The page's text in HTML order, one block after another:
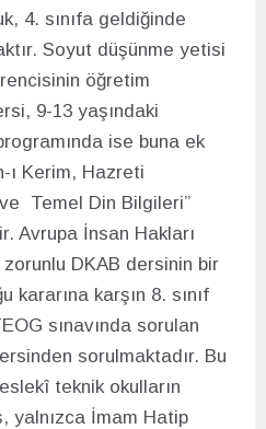
4. sınıfa geldiğinde
Soyut düşünme yetisi
öğretim
9-13 yaşındaki
ise buna ek
ı Kerim, Hazreti
Temel Din Bilgileri”
Avrupa İnsan Hakları
DKAB dersinin bir
kararına karşın 8. sınıf
sınavında sorulan
sorulmaktadır. Bu
teknik okulların
yalnızca İmam Hatip